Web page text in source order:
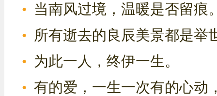
当南风过境，温暖是否留痕
所有逝去的良辰美景都是举
为此一人，终伊一生。
有的爱，一生一次有的心动